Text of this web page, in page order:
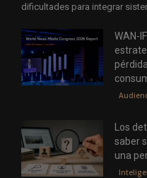
dificultades para integrar
WAN-
Los
saber
una